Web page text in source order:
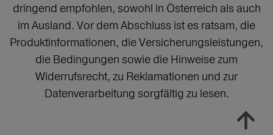
dringend empfohlen, sowohl in Österreich als auch
im Ausland. Vor dem Abschluss ist es ratsam, die
Produktinformationen, die Versicherungsleistungen,
die Bedingungen sowie die Hinweise zum
Widerrufsrecht, zu Reklamationen und zur
Datenverarbeitung sorgfältig zu lesen.